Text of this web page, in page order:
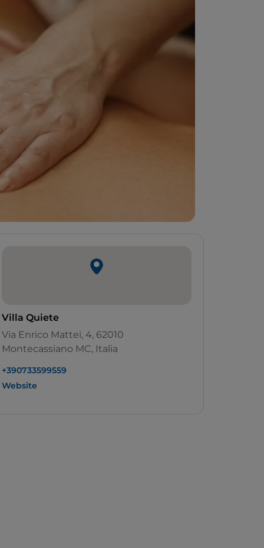
Villa Quiete
Via Enrico Mattei, 4, 62010
Montecassiano MC, Italia
+390733599559
Website